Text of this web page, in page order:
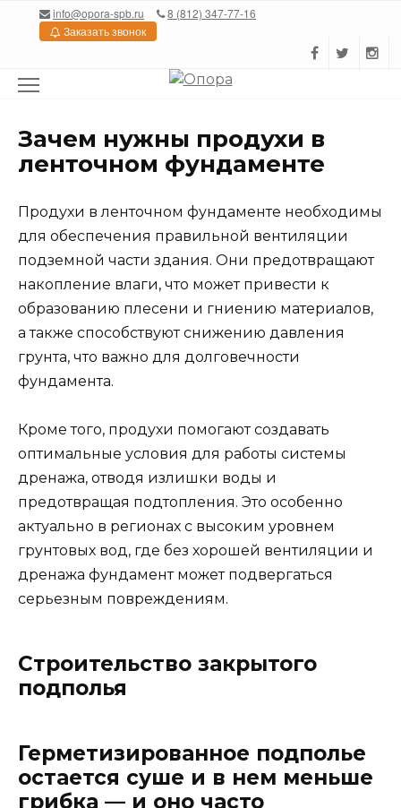
Перейтиinfo@opora-spb.ru
8 (812) 347-77-16
Заказать звонок
Зачем нужны продухи в
ленточном фундаменте
Продухи в ленточном фундаменте необходимы
для обеспечения правильной вентиляции
подземной части здания. Они предотвращают
накопление влаги, что может привести к
образованию плесени и гниению материалов,
а также способствуют снижению давления
грунта, что важно для долговечности
фундамента.
Кроме того, продухи помогают создавать
оптимальные условия для работы системы
дренажа, отводя излишки воды и
предотвращая подтопления. Это особенно
актуально в регионах с высоким уровнем
грунтовых вод, где без хорошей вентиляции и
дренажа фундамент может подвергаться
серьезным повреждениям.
Строительство закрытого
подполья
Герметизированное подполье
остается суше и в нем меньше
грибка — и оно часто